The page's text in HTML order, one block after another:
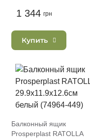
1 344 грн
Купить
Балконный ящик
Prosperplast RATOLLA